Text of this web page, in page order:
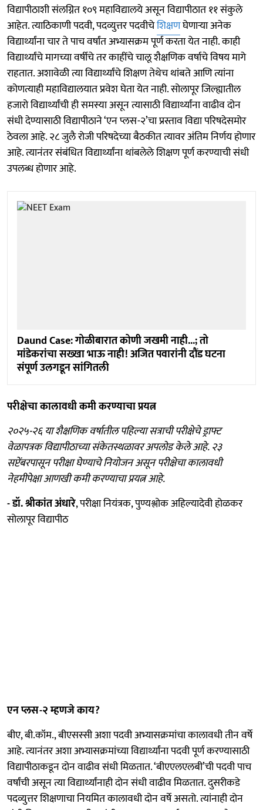
विद्यापीठाशी संलग्नित १०९ महाविद्यालये असून विद्यापीठात ११ संकुले
आहेत. त्याठिकाणी पदवी, पदव्युत्तर पदवीचेशिक्षणघेणाऱ्या अनेक
विद्यार्थ्यांना चार ते पाच वर्षांत अभ्यासक्रम पूर्ण करता येत नाही. काही
विद्यार्थ्यांचे मागच्या वर्षीचे तर काहींचे चालू शैक्षणिक वर्षाचे विषय मागे
राहतात. अशावेळी त्या विद्यार्थ्यांचे शिक्षण तेथेच थांबते आणि त्यांना
कोणत्याही महाविद्यालयात प्रवेश घेता येत नाही. सोलापूर जिल्ह्यातील
हजारो विद्यार्थ्यांची ही समस्या असून त्यासाठी विद्यार्थ्यांना वाढीव दोन
संधी देण्यासाठी विद्यापीठाने ‘एन प्लस-२’चा प्रस्ताव विद्या परिषदेसमोर
ठेवला आहे. २८ जुलै रोजी परिषदेच्या बैठकीत त्यावर अंतिम निर्णय होणार
आहे. त्यानंतर संबंधित विद्यार्थ्यांना थांबलेले शिक्षण पूर्ण करण्याची संधी
उपलब्ध होणार आहे.
Daund Case: गोळीबारात कोणी जखमी नाही...; तो
मांडेकरांचा सख्खा भाऊ नाही! अजित पवारांनी दौंड घटना
संपूर्ण उलगडून सांगितली
परीक्षेचा कालावधी कमी करण्याचा प्रयत्न
२०२५-२६ या शैक्षणिक वर्षातील पहिल्या सत्राची परीक्षेचे ड्राफ्ट
वेळापत्रक विद्यापीठाच्या संकेतस्थळावर अपलोड केले आहे. २३
सप्टेंबरपासून परीक्षा घेण्याचे नियोजन असून परीक्षेचा कालावधी
नेहमीपेक्षा आणखी कमी करण्याचा प्रयत्न आहे.
- डॉ. श्रीकांत अंधारे, परीक्षा नियंत्रक, पुण्यश्लोक अहिल्यादेवी होळकर
सोलापूर विद्यापीठ
एन प्लस-२ म्हणजे काय?
बीए, बी.कॉम., बीएसस्सी अशा पदवी अभ्यासक्रमांचा कालावधी तीन वर्षे
आहे. त्यानंतर अशा अभ्यासक्रमांच्या विद्यार्थ्यांना पदवी पूर्ण करण्यासाठी
विद्यापीठाकडून दोन वाढीव संधी मिळतात. ‘बीएएलएलबी’ची पदवी पाच
वर्षांची असून त्या विद्यार्थ्यांनाही दोन संधी वाढीव मिळतात. दुसरीकडे
पदव्युत्तर शिक्षणाचा नियमित कालावधी दोन वर्षे असतो. त्यांनाही दोन